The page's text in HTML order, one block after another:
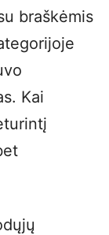
braškėmis
Kai